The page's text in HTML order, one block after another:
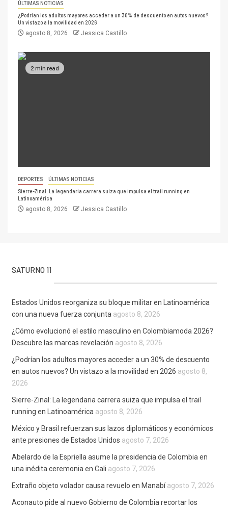
ÚLTIMAS NOTICIAS
¿Podrían los adultos mayores acceder a un 30% de descuento en autos nuevos?
Un vistazo a la movilidad en 2026
agosto 8, 2026 Jessica Castillo
2 min read
DEPORTES ÚLTIMAS NOTICIAS
Sierre-Zinal: La legendaria carrera suiza que impulsa el trail running en
Latinoamérica
agosto 8, 2026 Jessica Castillo
SATURNO 11
Estados Unidos reorganiza su bloque militar en Latinoamérica
con una nueva fuerza conjunta agosto 8, 2026
¿Cómo evolucionó el estilo masculino en Colombiamoda 2026?
Descubre las marcas revelación agosto 8, 2026
¿Podrían los adultos mayores acceder a un 30% de descuento
en autos nuevos? Un vistazo a la movilidad en 2026 agosto 8,
2026
Sierre-Zinal: La legendaria carrera suiza que impulsa el trail
running en Latinoamérica agosto 8, 2026
México y Brasil refuerzan sus lazos diplomáticos y económicos
ante presiones de Estados Unidos agosto 7, 2026
Abelardo de la Espriella asume la presidencia de Colombia en
una inédita ceremonia en Cali agosto 7, 2026
Extraño objeto volador causa revuelo en Manabí agosto 7, 2026
Aconauto pide al nuevo Gobierno de Colombia recortar los